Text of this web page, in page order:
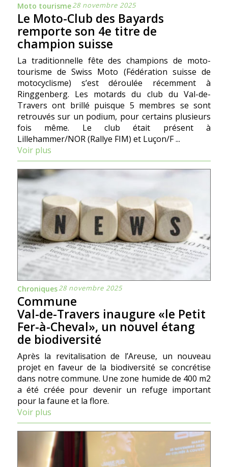
Moto tourisme28 novembre 2025
Le Moto-Club des Bayards
remporte son 4e titre de
champion suisse
La traditionnelle fête des champions de moto-
tourisme de Swiss Moto (Fédération suisse de
motocyclisme) s’est déroulée récemment à
Ringgenberg. Les motards du club du Val-de-
Travers ont brillé puisque 5 membres se sont
retrouvés sur un podium, pour certains plusieurs
fois même. Le club était présent à
Lillehammer/NOR (Rallye FIM) et Luçon/F ...
Voir plus
Chroniques28 novembre 2025
Commune
Val-de-Travers inaugure «le Petit
Fer-à-Cheval», un nouvel étang
de biodiversité
Après la revitalisation de l’Areuse, un nouveau
projet en faveur de la biodiversité se concrétise
dans notre commune. Une zone humide de 400 m2
a été créée pour devenir un refuge important
pour la faune et la flore.
Voir plus